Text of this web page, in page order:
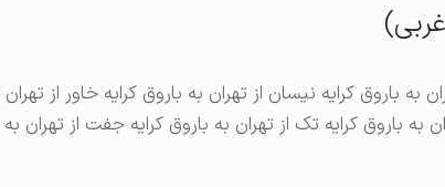
به باروق کرایه نیسان از تهران به باروق کرایه خاور از تهران
روباز از تهران به باروق کرایه ۹۱۱ از تهران به باروق کرایه تک از تهران به باروق کرایه جفت از تهران به